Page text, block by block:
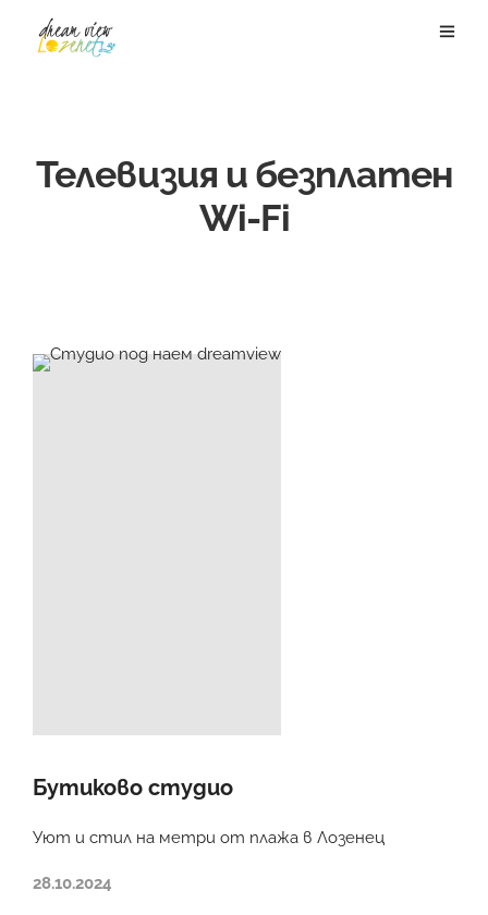
Телевизия и безплатен
Wi-Fi
Бутиково студио
Уют и стил на метри от плажа в Лозенец
28.10.2024